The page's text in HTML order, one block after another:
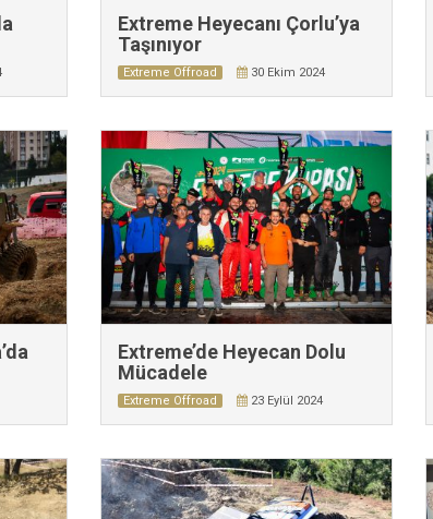
Extreme Heyecanı Çorlu’ya
Taşınıyor
Extreme Offroad 30 Ekim 2024
Extreme’de Heyecan Dolu
Mücadele
Extreme Offroad 23 Eylül 2024